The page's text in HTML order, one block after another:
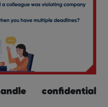
confidential